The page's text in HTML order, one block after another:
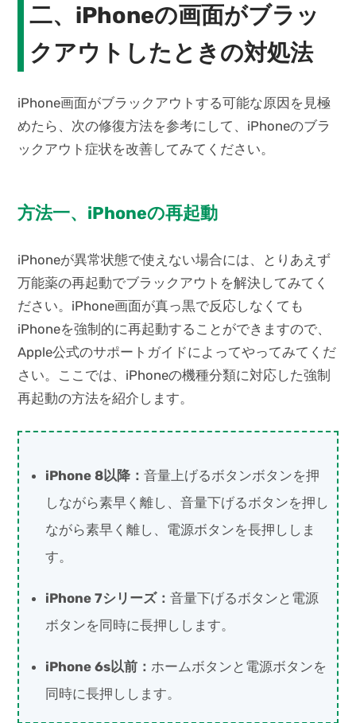
二、iPhoneの画面がブラッ
クアウトしたときの対処法
iPhone画面がブラックアウトする可能な原因を見極
めたら、次の修復方法を参考にして、iPhoneのブラ
ックアウト症状を改善してみてください。
方法一、iPhoneの再起動
iPhoneが異常状態で使えない場合には、とりあえず
万能薬の再起動でブラックアウトを解決してみてく
ださい。iPhone画面が真っ黒で反応しなくても
iPhoneを強制的に再起動することができますので、
Apple公式のサポートガイドによってやってみてくだ
さい。ここでは、iPhoneの機種分類に対応した強制
再起動の方法を紹介します。
iPhone 8以降： 音量上げるボタンボタンを押
しながら素早く離し、音量下げるボタンを押し
ながら素早く離し、電源ボタンを長押ししま
す。
iPhone 7シリーズ： 音量下げるボタンと電源
ボタンを同時に長押しします。
iPhone 6s以前： ホームボタンと電源ボタンを
同時に長押しします。